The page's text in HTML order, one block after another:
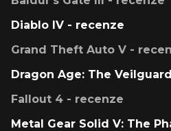
Diablo IV - recenze
Grand Theft Auto V -
Dragon Age: The
Fallout 4 - recenze
Metal Gear Solid V: The